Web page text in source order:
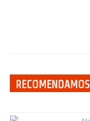
RECOMENDAMOS